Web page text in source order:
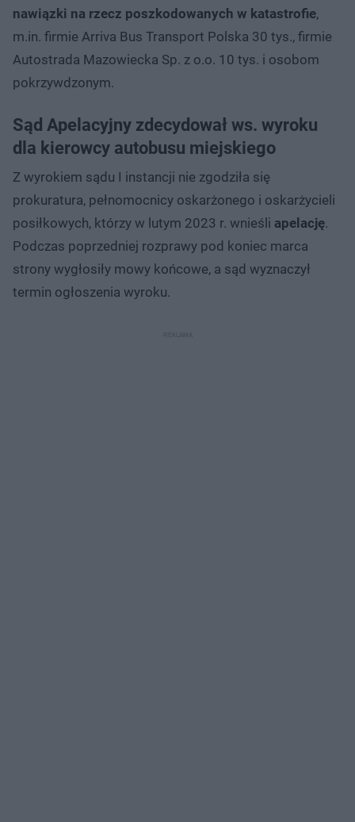
nawiązki na rzecz poszkodowanych w katastrofie,
m.in. firmie Arriva Bus Transport Polska 30 tys., firmie
Autostrada Mazowiecka Sp. z o.o. 10 tys. i osobom
pokrzywdzonym.
Sąd Apelacyjny zdecydował ws. wyroku
dla kierowcy autobusu miejskiego
Z wyrokiem sądu I instancji nie zgodziła się
prokuratura, pełnomocnicy oskarżonego i oskarżycieli
posiłkowych, którzy w lutym 2023 r. wnieśli apelację.
Podczas poprzedniej rozprawy pod koniec marca
strony wygłosiły mowy końcowe, a sąd wyznaczył
termin ogłoszenia wyroku.